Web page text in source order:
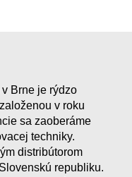
Brne je rýdzo
v roku
sa zaoberáme
techniky.
distribútorom
republiku.